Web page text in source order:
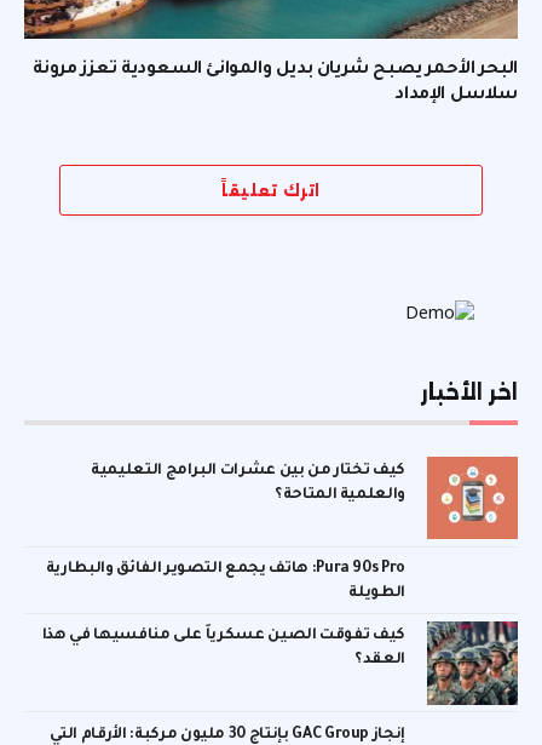
البحر الأحمر يصبح شريان بديل والموانئ السعودية تعزز مرونة
سلاسل الإمداد
اترك تعليقاً
اخر الأخبار
كيف تختار من بين عشرات البرامج التعليمية
والعلمية المتاحة؟
Pura 90s Pro: هاتف يجمع التصوير الفائق والبطارية
الطويلة
كيف تفوقت الصين عسكرياً على منافسيها في هذا
العقد؟
إنجاز GAC Group بإنتاج 30 مليون مركبة: الأرقام التي